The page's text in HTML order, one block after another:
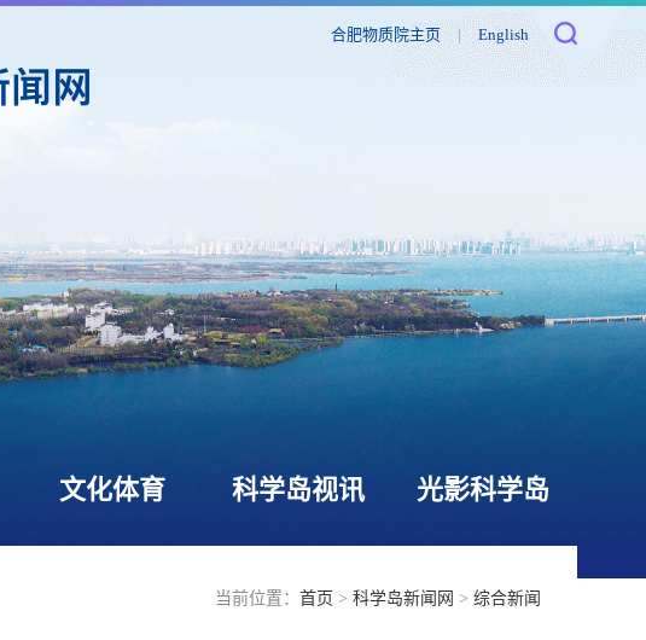
合肥物质院主页 | English
文化体育 科学岛视讯 光影科学岛
当前位置： 首页 > 科学岛新闻网 > 综合新闻